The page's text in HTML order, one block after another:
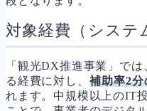
対象経費（システ
「観光DX推進事業」で
る経費に対し、 補助率2分
れます。中規模以上のIT